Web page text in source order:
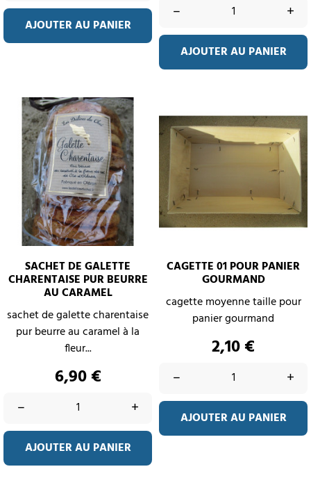
AJOUTER AU PANIER
– +
AJOUTER AU PANIER
SACHET DE GALETTE
CHARENTAISE PUR BEURRE
AU CARAMEL
sachet de galette charentaise
pur beurre au caramel à la
fleur...
Prix
6,90 €
– +
AJOUTER AU PANIER
CAGETTE 01 POUR PANIER
GOURMAND
cagette moyenne taille pour
panier gourmand
Prix
2,10 €
– +
AJOUTER AU PANIER